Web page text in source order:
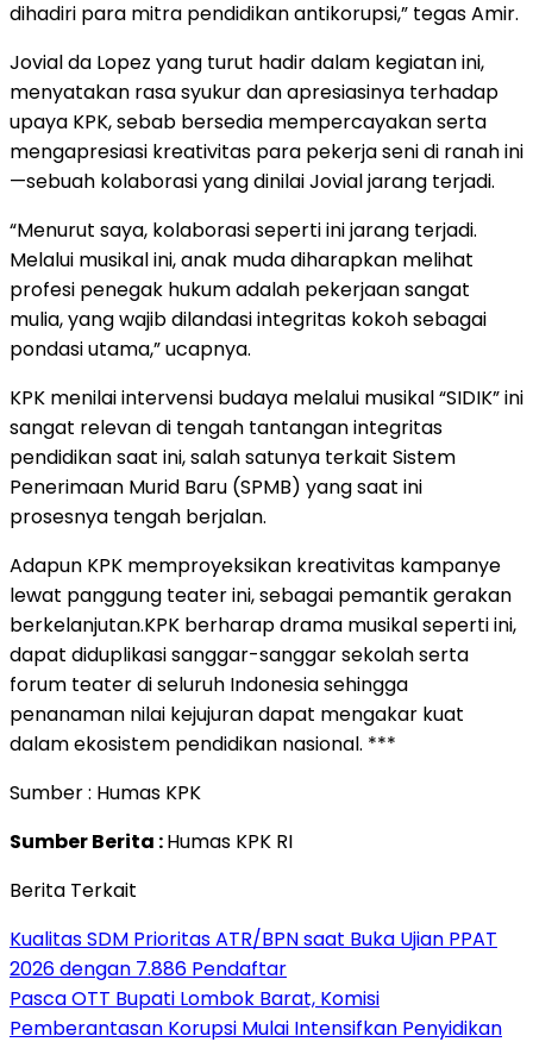
dihadiri para mitra pendidikan antikorupsi,” tegas Amir.
Jovial da Lopez yang turut hadir dalam kegiatan ini,
menyatakan rasa syukur dan apresiasinya terhadap
upaya KPK, sebab bersedia mempercayakan serta
mengapresiasi kreativitas para pekerja seni di ranah ini
—sebuah kolaborasi yang dinilai Jovial jarang terjadi.
“Menurut saya, kolaborasi seperti ini jarang terjadi.
Melalui musikal ini, anak muda diharapkan melihat
profesi penegak hukum adalah pekerjaan sangat
mulia, yang wajib dilandasi integritas kokoh sebagai
pondasi utama,” ucapnya.
KPK menilai intervensi budaya melalui musikal “SIDIK” ini
sangat relevan di tengah tantangan integritas
pendidikan saat ini, salah satunya terkait Sistem
Penerimaan Murid Baru (SPMB) yang saat ini
prosesnya tengah berjalan.
Adapun KPK memproyeksikan kreativitas kampanye
lewat panggung teater ini, sebagai pemantik gerakan
berkelanjutan.KPK berharap drama musikal seperti ini,
dapat diduplikasi sanggar-sanggar sekolah serta
forum teater di seluruh Indonesia sehingga
penanaman nilai kejujuran dapat mengakar kuat
dalam ekosistem pendidikan nasional. ***
Sumber : Humas KPK
Sumber Berita :Humas KPK RI
Berita Terkait
Kualitas SDM Prioritas ATR/BPN saat Buka Ujian PPAT
2026 dengan 7.886 Pendaftar
Pasca OTT Bupati Lombok Barat, Komisi
Pemberantasan Korupsi Mulai Intensifkan Penyidikan